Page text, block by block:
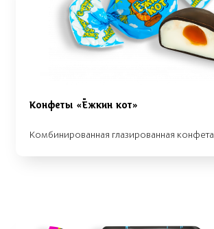
Конфеты «Ёжкин кот»
Комбинированная глазированная конфета